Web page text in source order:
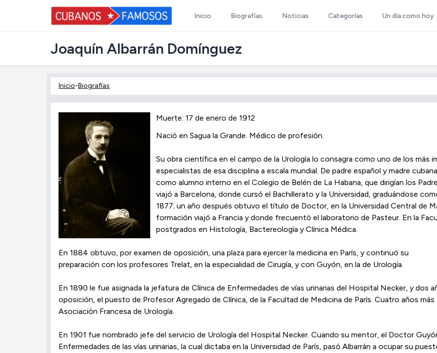
Inicio Biografías Noticias Categorías Un día como hoy
Joaquín Albarrán Domínguez
Inicio-Biografías
Muerte: 17 de enero de 1912
Nació en Sagua la Grande. Médico de profesión.
Su obra científica en el campo de la Urología lo consagra como uno de los más
especialistas de esa disciplina a escala mundial. De padre español y madre
como alumno interno en el Colegio de Belén de La Habana, que dirigían los
viajó a Barcelona, donde cursó el Bachillerato y la Universidad, graduándose
1877; un año después obtuvo el título de Doctor, en la Universidad Central de
formación viajó a Francia y donde frecuentó el laboratorio de Pasteur. En la
postgrados en Histología, Bactereología y Clínica Médica.
En 1884 obtuvo, por examen de oposición, una plaza para ejercer la medicina en París, y continuó su
preparación con los profesores Trelat, en la especialidad de Cirugía, y con Guyón, en la de Urología.
En 1890 le fue asignada la jefatura de Clínica de Enfermedades de vías urinarias del Hospital Necker, y dos
oposición, el puesto de Profesor Agregado de Clínica, de la Facultad de Medicina de París. Cuatro años
Asociación Francesa de Urología.
En 1901 fue nombrado jefe del servicio de Urología del Hospital Necker. Cuando su mentor, el Doctor
Enfermedades de las vías urinarias, la cual dictaba en la Universidad de París, pasó Albarrán a ocupar su